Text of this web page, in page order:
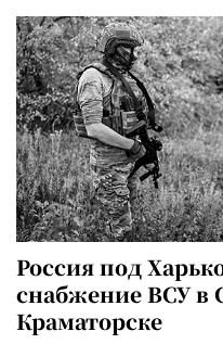
Россия под
снабжение ВСУ в
Краматорске